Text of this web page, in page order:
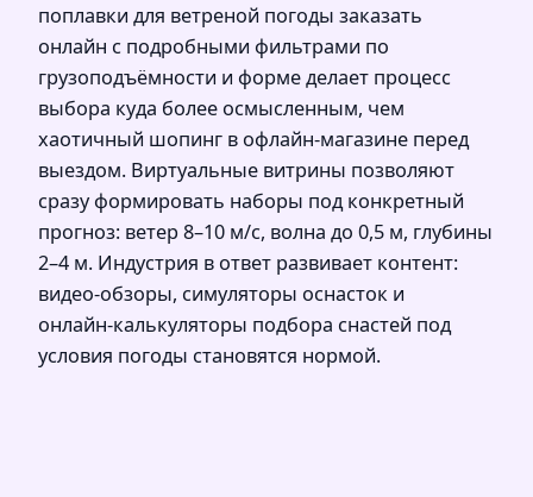
поплавки для ветреной погоды заказать
онлайн с подробными фильтрами по
грузоподъёмности и форме делает процесс
выбора куда более осмысленным, чем
хаотичный шопинг в офлайн‑магазине перед
выездом. Виртуальные витрины позволяют
сразу формировать наборы под конкретный
прогноз: ветер 8–10 м/с, волна до 0,5 м, глубины
2–4 м. Индустрия в ответ развивает контент:
видео‑обзоры, симуляторы оснасток и
онлайн‑калькуляторы подбора снастей под
условия погоды становятся нормой.